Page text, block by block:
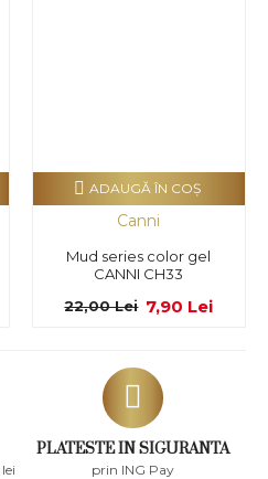
PLATESTE IN SIGURANTA
prin ING Pay
Canni
Mud series color gel
CANNI CH33
7,90 Lei
22,00 Lei
ADAUGĂ ÎN COŞ